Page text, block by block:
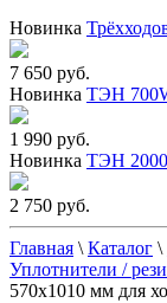
Новинка
7 650 руб.
Новинка ТЭН
1 990 руб.
Новинка ТЭН
2 750 руб.
Главная \ Каталог \
Уплотнители /
570х1010 мм для